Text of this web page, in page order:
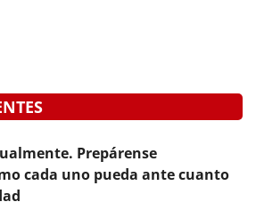
Prepárense
cada uno pueda ante cuanto